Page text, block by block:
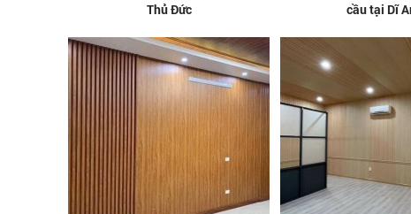
Thủ Đức
cầu tại Dĩ